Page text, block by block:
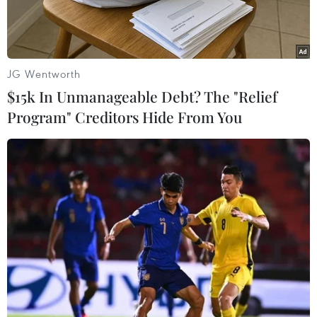
Đại sứ Tôn Sinh Thành phát biểu tại Hội nghị bàn tròn, (Ảnh: Huy
Bình/Vietnam+)
Theo phóng viên TTXVN tại Ấn Độ, ngày 22/6,
tại Trung tâm hội nghị Habitat ở thủ đô New
Delhi đã diễn ra míttinh kỷ niệm 25 năm Quan
hệ Đối tác Ấn Độ-Hiệp hội các quốc gia Đông
JG Wentworth
$15k In Unmanageable Debt? The "Relief
Program" Creditors Hide From You